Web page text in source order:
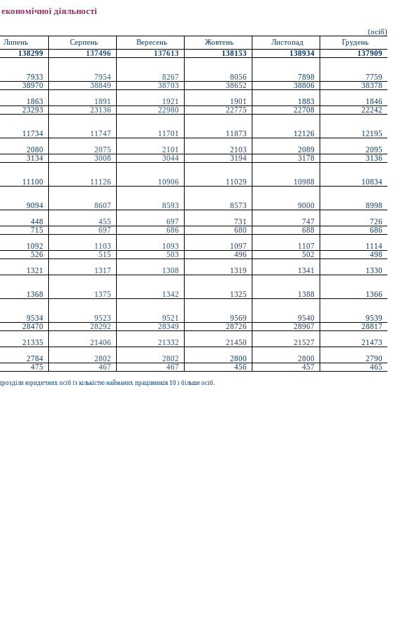
діяльності
(осіб)
Липень Серпень Вересень Жовтень Листопад
Грудень
138299 137496 137613 138153 138934
137909
7933 7954 8267 8056 7898
7759
38970 38849 38703 38652 38806
38378
1863 1891 1921 1901 1883
1846
23293 23136 22980 22775 22708
22242
11734 11747 11701 11873 12126
12195
2080 2075 2101 2103 2089
2095
3134 3008 3044 3194 3178
3136
11100 11126 10906 11029 10988
10834
9094 8607 8593 8573 9000
8998
448 455 697 731 747
726
715 697 686 680 688
686
1092 1103 1093 1097 1107
1114
526 515 503 496 502
498
1321 1317 1308 1319 1341
1330
1368 1375 1342 1325 1388
1366
9534 9523 9521 9569 9540
9539
28470 28292 28349 28726 28967
28817
21335 21406 21332 21450 21527
21473
2784 2802 2802 2800 2800
2790
475 467 467 456 457
465
юридичних осіб із кількістю найманих працівників 10 і більше осіб.